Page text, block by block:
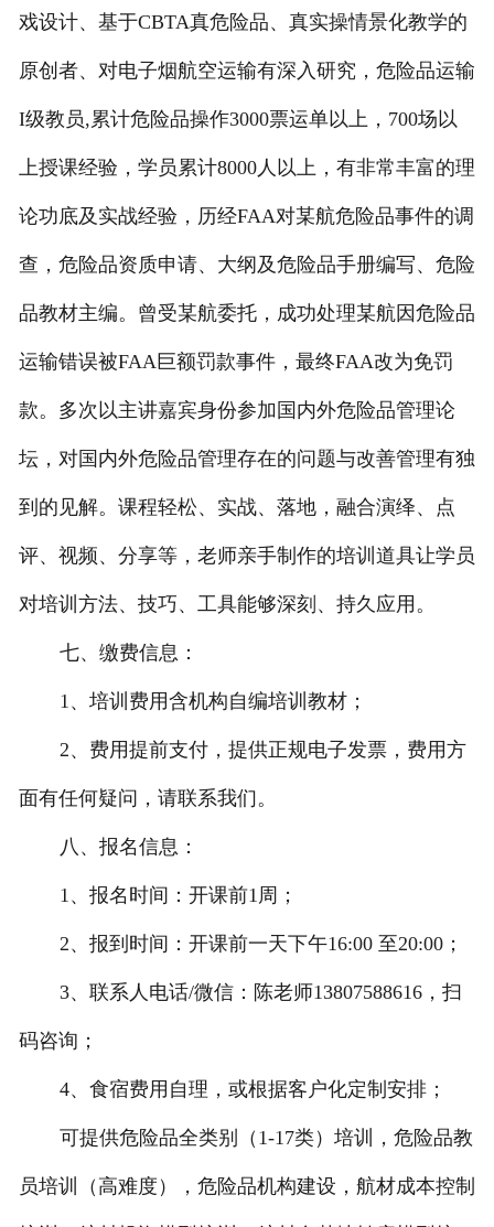
戏设计、基于CBTA真危险品、真实操情景化教学的
原创者、对电子烟航空运输有深入研究，危险品运输
I级教员,累计危险品操作3000票运单以上，700场以
上授课经验，学员累计8000人以上，有非常丰富的理
论功底及实战经验，历经FAA对某航危险品事件的调
查，危险品资质申请、大纲及危险品手册编写、危险
品教材主编。曾受某航委托，成功处理某航因危险品
运输错误被FAA巨额罚款事件，最终FAA改为免罚
款。多次以主讲嘉宾身份参加国内外危险品管理论
坛，对国内外危险品管理存在的问题与改善管理有独
到的见解。课程轻松、实战、落地，融合演绎、点
评、视频、分享等，老师亲手制作的培训道具让学员
对培训方法、技巧、工具能够深刻、持久应用。
七、缴费信息：
1、培训费用含机构自编培训教材；
2、费用提前支付，提供正规电子发票，费用方
面有任何疑问，请联系我们。
八、报名信息：
1、报名时间：开课前1周；
2、报到时间：开课前一天下午16:00 至20:00；
3、联系人电话/微信：陈老师13807588616，扫
码咨询；
4、食宿费用自理，或根据客户化定制安排；
可提供危险品全类别（1-17类）培训，危险品教
员培训（高难度），危险品机构建设，航材成本控制